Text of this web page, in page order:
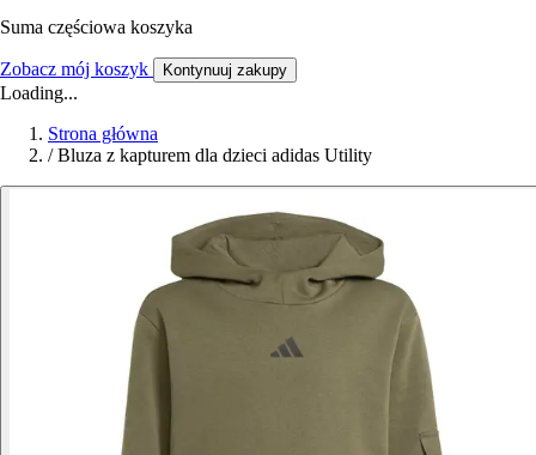
Suma częściowa koszyka
Zobacz mój koszyk Kontynuuj zakupy
Loading...
Strona główna
/ Bluza z kapturem dla dzieci adidas Utility